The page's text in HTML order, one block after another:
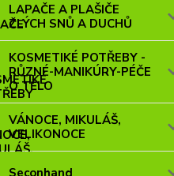
LAPAČE A PLAŠIČE
ZLÝCH SNŮ A DUCHŮ
KOSMETIKÉ POTŘEBY -
RŮZNÉ-MANIKÚRY-PÉČE
O TĚLO
VÁNOCE, MIKULÁŠ,
VELIKONOCE
Seconhand